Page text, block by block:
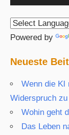
Player
Powered by
Neueste
Wenn die KI
Widerspruch
Wohin geht
Das Leben